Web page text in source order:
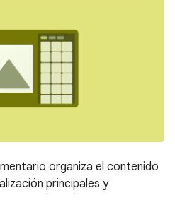
organiza el contenido
principales y